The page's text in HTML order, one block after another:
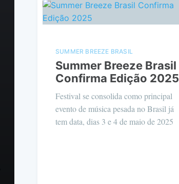
SUMMER BREEZE BRASIL
Summer Breeze Brasil
Confirma Edição 2025
Festival se consolida como principal
evento de música pesada no Brasil já
tem data, dias 3 e 4 de maio de 2025